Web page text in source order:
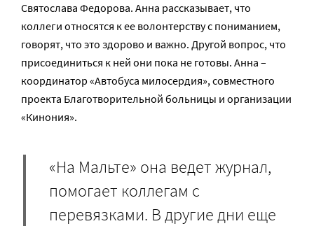
Святослава Федорова. Анна рассказывает, что
коллеги относятся к ее волонтерству с пониманием,
говорят, что это здорово и важно. Другой вопрос, что
присоединиться к ней они пока не готовы. Анна –
координатор «Автобуса милосердия», совместного
проекта Благотворительной больницы и организации
«Кинония».
«На Мальте» она ведет журнал,
помогает коллегам с
перевязками. В другие дни еще